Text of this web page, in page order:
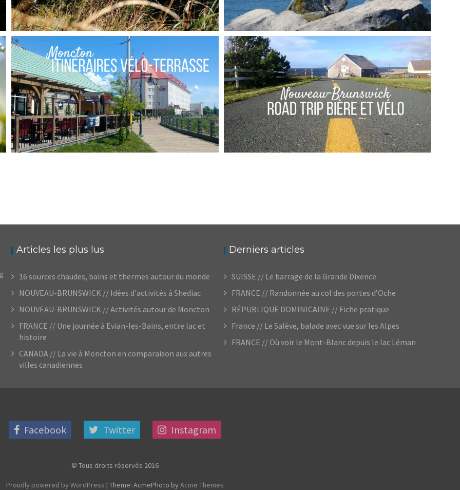
NOUVEAU-BRUNSWICK // LE GUIDE DU FUNDY
TRAIL PARKWAY
Audrey Amérique du Nord,Amériques,
Blog
NOUVEAU-BRUNSWICK // LES MACAREUX DE
MACHIAS SEAL ISLAND
Audrey Amérique du Nord ,Amériques,
Blog
Articles les plus lus
16 sources chaudes, bains et thermes autour du monde
NOUVEAU-BRUNSWICK // Idées d'activités à Shediac
NOUVEAU-BRUNSWICK // Activités autour de Moncton
FRANCE // Une journée à Evian-les-Bains, entre lac et
histoire
CANADA // La vie à Moncton en comparaison aux autres
villes canadiennes
Derniers articles
SUISSE // Le barrage de la Grande Dixence
FRANCE // Randonnée au col des portes d’Oche
RÉPUBLIQUE DOMINICAINE // Fiche pratique
France // Le Salève, balade avec vue sur les Alpes
FRANCE // Où voir le Mont-Blanc depuis le lac Léman
Facebook Twitter Instagram
© Tous droits réservés 2016
Proudly powered by WordPress | Theme: AcmePhoto by Acme Themes